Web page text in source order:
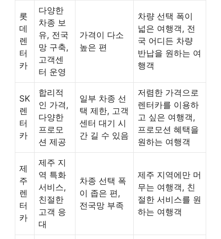
롯
데
렌
터
카
다양한
차종 보
유, 전국
망 구축,
고객센
터 운영
가격이 다소
높은 편
차량 선택 폭이
넓은 여행객, 전
국 어디든 차량
반납을 원하는 여
행객
SK
렌
터
카
합리적
인 가격,
다양한
프로모
션 제공
일부 차종 선
택 제한, 고객
센터 대기 시
간 길 수 있음
저렴한 가격으로
렌터카를 이용하
고 싶은 여행객,
프로모션 혜택을
원하는 여행객
제
주
렌
터
카
제주 지
역 특화
서비스,
친절한
고객 응
대
차종 선택 폭
이 좁은 편,
전국망 부족
제주 지역에만 머
무는 여행객, 친
절한 서비스를 원
하는 여행객